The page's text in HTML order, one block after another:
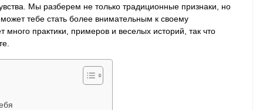
Мы разберем не только традиционные признаки, но
тебе стать более внимательным к своему
практики, примеров и веселых историй, так что